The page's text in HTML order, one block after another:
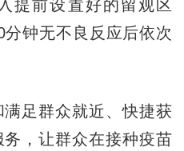
提前设置好的留观区
钟无不良反应后依次
足群众就近、快捷获
，让群众在接种疫苗